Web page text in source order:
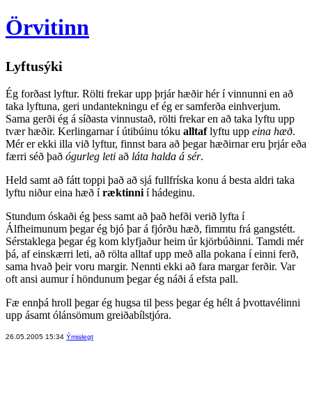
Örvitinn
Lyftusýki
Ég forðast lyftur. Rölti frekar upp þrjár hæðir hér í vinnunni en að
taka lyftuna, geri undantekningu ef ég er samferða einhverjum.
Sama gerði ég á síðasta vinnustað, rölti frekar en að taka lyftu upp
tvær hæðir. Kerlingarnar í útibúinu tóku alltaflyftu upp eina hæð.
Mér er ekki illa við lyftur, finnst bara að þegar hæðirnar eru þrjár eða
færri séð það ógurleg leti að láta halda á sér.
Held samt að fátt toppi það að sjá fullfríska konu á besta aldri taka
lyftu niður eina hæð í ræktinnií hádeginu.
Stundum óskaði ég þess samt að það hefði verið lyfta í
Álfheimunum þegar ég bjó þar á fjórðu hæð, fimmtu frá gangstétt.
Sérstaklega þegar ég kom klyfjaður heim úr kjörbúðinni. Tamdi mér
þá, af einskærri leti, að rölta alltaf upp með alla pokana í einni ferð,
sama hvað þeir voru margir. Nennti ekki að fara margar ferðir. Var
oft ansi aumur í höndunum þegar ég náði á efsta pall.
Fæ ennþá hroll þegar ég hugsa til þess þegar ég hélt á þvottavélinni
upp ásamt ólánsömum greiðabílstjóra.
26.05.2005 15:34 Ýmislegt